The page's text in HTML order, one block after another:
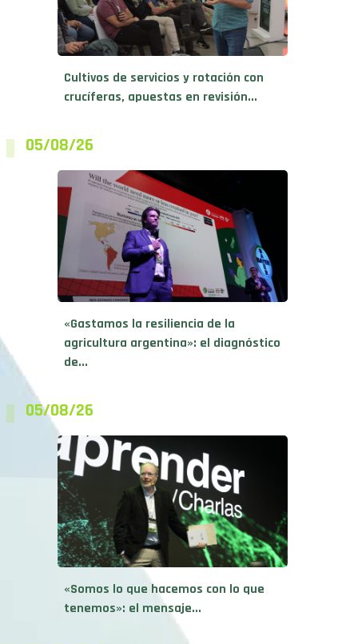
Cultivos de servicios y rotación con
crucíferas, apuestas en revisión...
05/08/26
«Gastamos la resiliencia de la
agricultura argentina»: el diagnóstico
de...
05/08/26
«Somos lo que hacemos con lo que
tenemos»: el mensaje...